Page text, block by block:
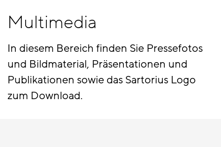
Multimedia
In diesem Bereich finden Sie Pressefotos
und Bildmaterial, Präsentationen und
Publikationen sowie das Sartorius Logo
zum Download.